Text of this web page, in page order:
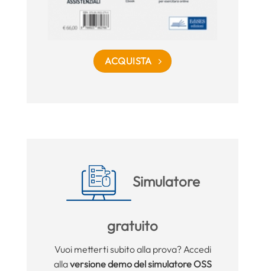
ACQUISTA
Simulatore
gratuito
Vuoi metterti subito alla prova? Accedi
allaversione demo del simulatore OSS